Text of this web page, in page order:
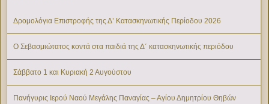
Δρομολόγια Επιστροφής της Δ’ Κατασκηνωτικής Περίοδου 2026
Ο Σεβασμιώτατος κοντά στα παιδιά της Δ΄ κατασκηνωτικής περιόδου
Σάββατο 1 και Κυριακή 2 Αυγούστου
Πανήγυρις Ιερού Ναού Μεγάλης Παναγίας – Αγίου Δημητρίου Θηβών